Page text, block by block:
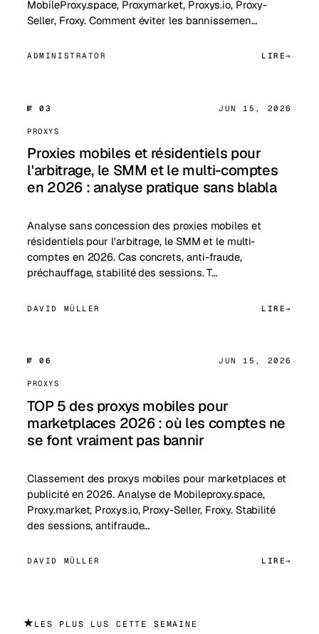
MobileProxy.space, Proxymarket, Proxys.io, Proxy-
Seller, Froxy. Comment éviter les bannissemen…
ADMINISTRATOR LIRE
№ 03 JUN 15, 2026
PROXYS
Proxies mobiles et résidentiels pour
l'arbitrage, le SMM et le multi-comptes
en 2026 : analyse pratique sans blabla
Analyse sans concession des proxies mobiles et
résidentiels pour l'arbitrage, le SMM et le multi-
comptes en 2026. Cas concrets, anti-fraude,
préchauffage, stabilité des sessions. T…
DAVID MÜLLER LIRE
№ 06 JUN 15, 2026
PROXYS
TOP 5 des proxys mobiles pour
marketplaces 2026 : où les comptes ne
se font vraiment pas bannir
Classement des proxys mobiles pour marketplaces et
publicité en 2026. Analyse de Mobileproxy.space,
Proxy.market, Proxys.io, Proxy-Seller, Froxy. Stabilité
des sessions, antifraude…
DAVID MÜLLER LIRE
★ LES PLUS LUS CETTE SEMAINE